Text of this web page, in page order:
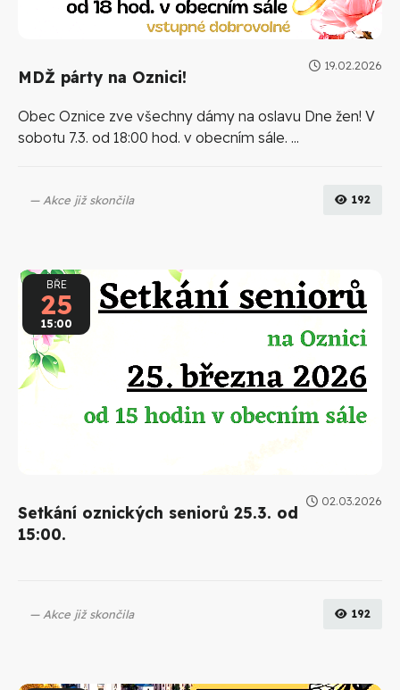
19.02.2026
MDŽ párty na Oznici!
Obec Oznice zve všechny dámy na oslavu Dne žen! V
sobotu 7.3. od 18:00 hod. v obecním sále. ...
Akce již skončila 192
BŘE
25
15:00
02.03.2026
Setkání oznických seniorů 25.3. od
15:00.
Akce již skončila 192